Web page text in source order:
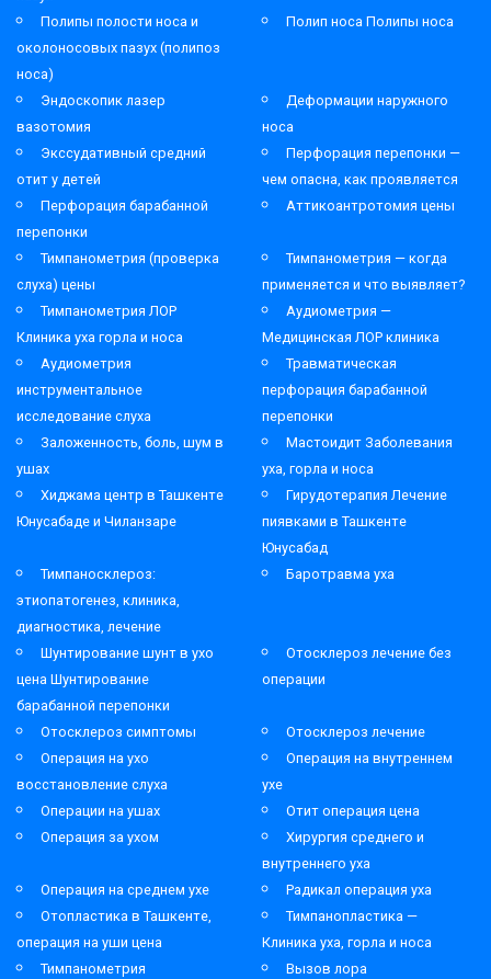
Полипы полости носа и
околоносовых пазух (полипоз
носа)
Полип носа Полипы носа
Эндоскопик лазер
вазотомия
Деформации наружного
носа
Экссудативный средний
отит у детей
Перфорация перепонки —
чем опасна, как проявляется
Перфорация барабанной
перепонки
Аттикоантротомия цены
Тимпанометрия (проверка
слуха) цены
Тимпанометрия — когда
применяется и что выявляет?
Тимпанометрия ЛОР
Клиника уха горла и носа
Аудиометрия —
Медицинская ЛОР клиника
Аудиометрия
инструментальное
исследование слуха
Травматическая
перфорация барабанной
перепонки
Заложенность, боль, шум в
ушах
Мастоидит Заболевания
уха, горла и носа
Хиджама центр в Ташкенте
Юнусабаде и Чиланзаре
Гирудотерапия Лечение
пиявками в Ташкенте
Юнусабад
Тимпаносклероз:
этиопатогенез, клиника,
диагностика, лечение
Баротравма уха
Шунтирование шунт в ухо
цена Шунтирование
барабанной перепонки
Отосклероз лечение без
операции
Отосклероз симптомы
Отосклероз лечение
Операция на ухо
восстановление слуха
Операция на внутреннем
ухе
Операции на ушах
Отит операция цена
Операция за ухом
Хирургия среднего и
внутреннего уха
Операция на среднем ухе
Радикал операция уха
Отопластика в Ташкенте,
операция на уши цена
Тимпанопластика —
Клиника уха, горла и носа
Тимпанометрия
Вызов лора